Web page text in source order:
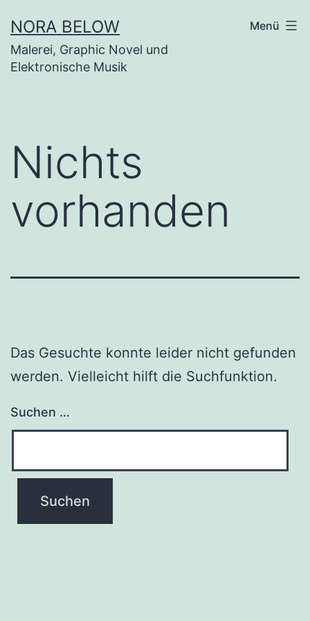
Inhalt
springen
NORA BELOW
Malerei, Graphic Novel und
Elektronische Musik
Menü
Nichts
vorhanden
Das Gesuchte konnte leider nicht gefunden
werden. Vielleicht hilft die Suchfunktion.
Suchen …